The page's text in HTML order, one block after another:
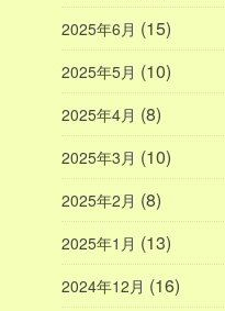
2025年6月 (15)
2025年5月 (10)
2025年4月 (8)
2025年3月 (10)
2025年2月 (8)
2025年1月 (13)
2024年12月 (16)